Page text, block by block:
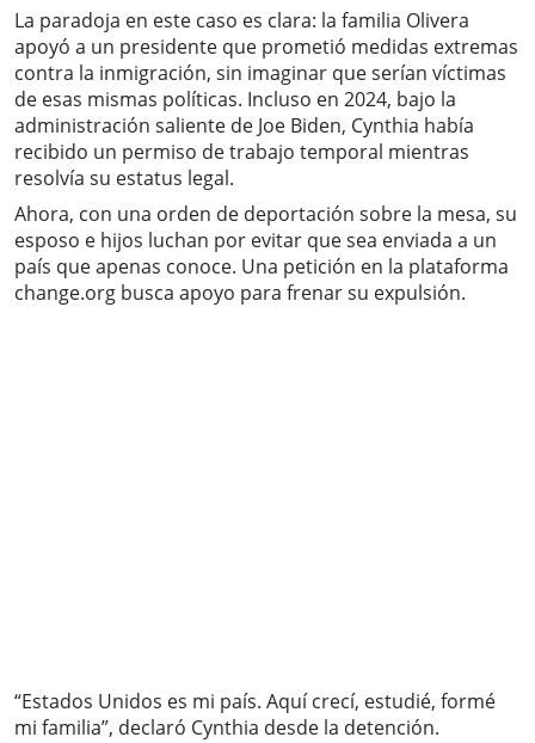
La paradoja en este caso es clara: la familia Olivera
apoyó a un presidente que prometió medidas extremas
contra la inmigración, sin imaginar que serían víctimas
de esas mismas políticas. Incluso en 2024, bajo la
administración saliente de Joe Biden, Cynthia había
recibido un permiso de trabajo temporal mientras
resolvía su estatus legal.
Ahora, con una orden de deportación sobre la mesa, su
esposo e hijos luchan por evitar que sea enviada a un
país que apenas conoce. Una petición en la plataforma
change.org busca apoyo para frenar su expulsión.
“Estados Unidos es mi país. Aquí crecí, estudié, formé
mi familia”, declaró Cynthia desde la detención.